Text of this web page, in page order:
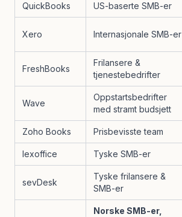
QuickBooks US-baserte SMB-er
Xero Internasjonale SMB-er
FreshBooks
Frilansere &
tjenestebedrifter
Wave
Oppstartsbedrifter
med stramt budsjett
Zoho Books Prisbevisste team
lexoffice Tyske SMB-er
sevDesk
Tyske frilansere &
SMB-er
Norske SMB-er,